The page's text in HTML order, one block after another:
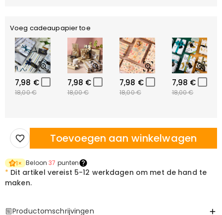
Voeg cadeaupapier toe
7,98 €
18,00 €
7,98 €
18,00 €
7,98 €
18,00 €
7,98 €
18,00 €
Toevoegen aan winkelwagen
1× Beloon37 punten
* Dit artikel vereist 5-12 werkdagen om met de hand te
maken.
Productomschrijvingen